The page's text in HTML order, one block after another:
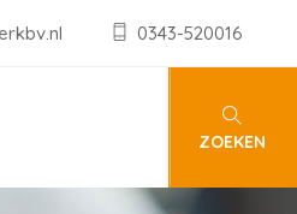
0343-520016
ZOEKEN